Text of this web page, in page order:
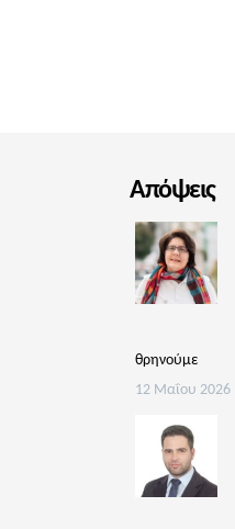
Απόψεις
θρηνούμε
12 Μαΐου 2026